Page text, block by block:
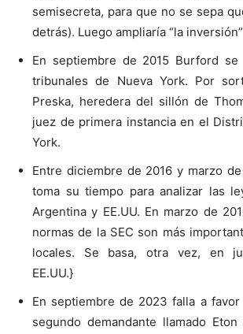
semisecreta, para que no se sepa
detrás). Luego ampliaría “la
En septiembre de 2015 Burford
tribunales de Nueva York. Por
Preska, heredera del sillón de
juez de primera instancia en el
York.
Entre diciembre de 2016 y marzo
toma su tiempo para analizar las
Argentina y EE.UU. En marzo de
normas de la SEC son más
locales. Se basa, otra vez, en
EE.UU.}
En septiembre de 2023 falla a
segundo demandante llamado